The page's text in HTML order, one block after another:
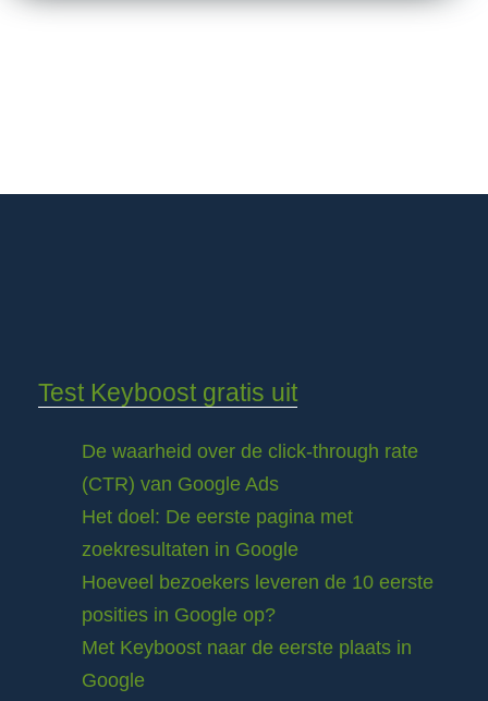
Test Keyboost gratis uit
De waarheid over de click-through rate
(CTR) van Google Ads
Het doel: De eerste pagina met
zoekresultaten in Google
Hoeveel bezoekers leveren de 10 eerste
posities in Google op?
Met Keyboost naar de eerste plaats in
Google